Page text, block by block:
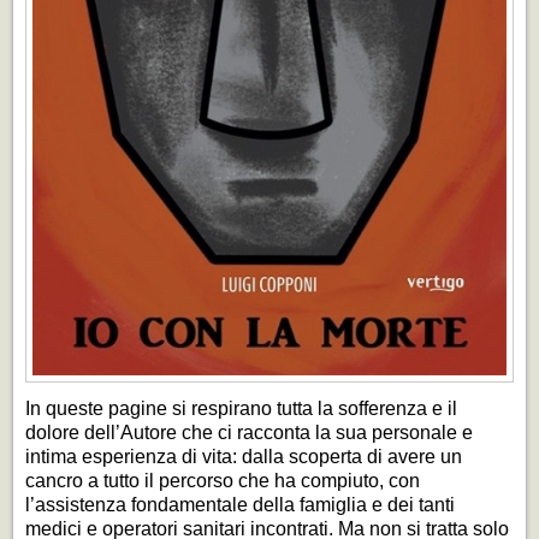
In queste pagine si respirano tutta la sofferenza e il
dolore dell’Autore che ci racconta la sua personale e
intima esperienza di vita: dalla scoperta di avere un
cancro a tutto il percorso che ha compiuto, con
l’assistenza fondamentale della famiglia e dei tanti
medici e operatori sanitari incontrati. Ma non si tratta solo